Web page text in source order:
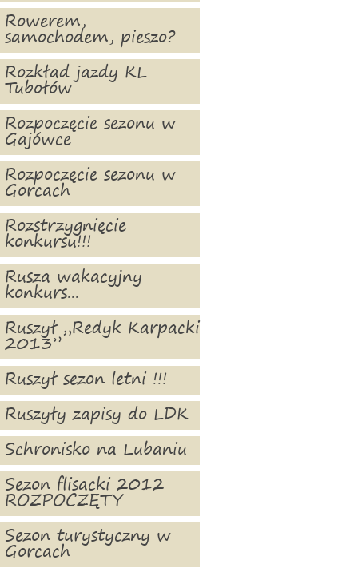
Rowerem,
samochodem, pieszo?
Rozkład jazdy KL
Tubołów
Rozpoczęcie sezonu w
Gajówce
Rozpoczęcie sezonu w
Gorcach
Rozstrzygnięcie
konkursu!!!
Rusza wakacyjny
konkurs...
Ruszył „Redyk Karpacki
2013”
Ruszył sezon letni !!!
Ruszyły zapisy do LDK
Schronisko na Lubaniu
Sezon flisacki 2012
ROZPOCZĘTY
Sezon turystyczny w
Gorcach